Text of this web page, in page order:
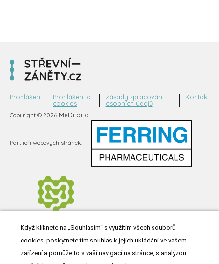
Copyright © 2026 MeDitorial
Prohlášení
Prohlášení o
cookies
Zásady zpracování
osobních údajů
Kontakt
Partneři webových stránek:
Když kliknete na „Souhlasím“ s využitím všech souborů
cookies, poskytnete tím souhlas k jejich ukládání ve vašem
zařízení a pomůže to s vaší navigací na stránce, s analýzou